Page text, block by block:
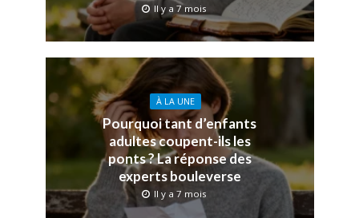
Il y a 7 mois
À LA UNE
Pourquoi tant d’enfants
adultes coupent-ils les
ponts ? La réponse des
experts bouleverse
Il y a 7 mois